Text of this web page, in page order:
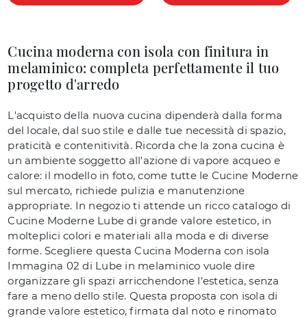
Cucina moderna con isola con finitura in
melaminico: completa perfettamente il tuo
progetto d'arredo
L'acquisto della nuova cucina dipenderà dalla forma
del locale, dal suo stile e dalle tue necessità di spazio,
praticità e contenitività. Ricorda che la zona cucina è
un ambiente soggetto all'azione di vapore acqueo e
calore: il modello in foto, come tutte le Cucine Moderne
sul mercato, richiede pulizia e manutenzione
appropriate. In negozio ti attende un ricco catalogo di
Cucine Moderne Lube di grande valore estetico, in
molteplici colori e materiali alla moda e di diverse
forme. Scegliere questa Cucina Moderna con isola
Immagina 02 di Lube in melaminico vuole dire
organizzare gli spazi arricchendone l'estetica, senza
fare a meno dello stile. Questa proposta con isola di
grande valore estetico, firmata dal noto e rinomato